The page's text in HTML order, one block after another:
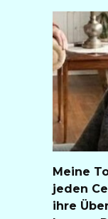
Meine
jeden
ihre